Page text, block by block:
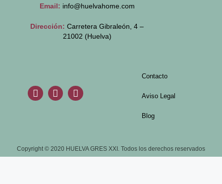
Email: info@huelvahome.com
Dirección: Carretera Gibraleón, 4 –
21002 (Huelva)
Contacto
Aviso Legal
Blog
Copyright © 2020 HUELVA GRES XXI. Todos los derechos reservados